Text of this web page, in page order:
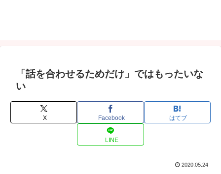
「話を合わせるためだけ」ではもったいな
い
X Facebook はてブ
LINE
2020.05.24